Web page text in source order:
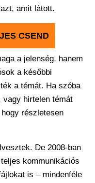
amit látott.
CSEND
a jelenség, hanem
a későbbi
a témát. Ha szóba
hirtelen témát
részletesen
De 2008-ban
kommunikációs
is – mindenféle